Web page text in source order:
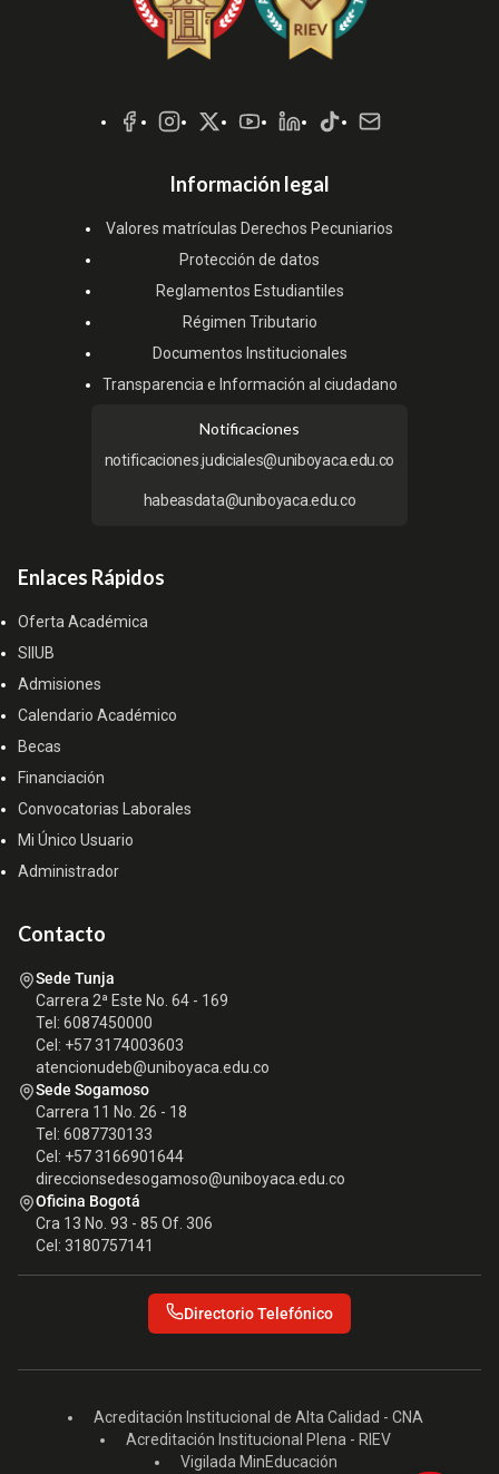
Sociales
Información legal
Valores matrículas Derechos Pecuniarios
Protección de datos
Reglamentos Estudiantiles
Régimen Tributario
Documentos Institucionales
Transparencia e Información al ciudadano
Notificaciones
notificaciones.judiciales@uniboyaca.edu.co
habeasdata@uniboyaca.edu.co
Enlaces Rápidos
Oferta Académica
SIIUB
Admisiones
Calendario Académico
Becas
Financiación
Convocatorias Laborales
Mi Único Usuario
Administrador
Contacto
Sede Tunja
Carrera 2ª Este No. 64 - 169
Tel: 6087450000
Cel: +57 3174003603
atencionudeb@uniboyaca.edu.co
Sede Sogamoso
Carrera 11 No. 26 - 18
Tel: 6087730133
Cel: +57 3166901644
direccionsedesogamoso@uniboyaca.edu.co
Oficina Bogotá
Cra 13 No. 93 - 85 Of. 306
Cel: 3180757141
Directorio Telefónico
Acreditación Institucional de Alta Calidad - CNA
Acreditación Institucional Plena - RIEV
Vigilada MinEducación